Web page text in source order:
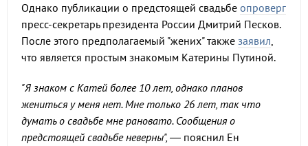
Однако публикации о предстоящей свадьбе опроверг
пресс-секретарь президента России Дмитрий Песков.
После этого предполагаемый "жених" также заявил,
что является простым знакомым Катерины Путиной.
"Я знаком с Катей более 10 лет, однако планов
жениться у меня нет. Мне только 26 лет, так что
думать о свадьбе мне рановато. Сообщения о
предстоящей свадьбе неверны", — пояснил Ен